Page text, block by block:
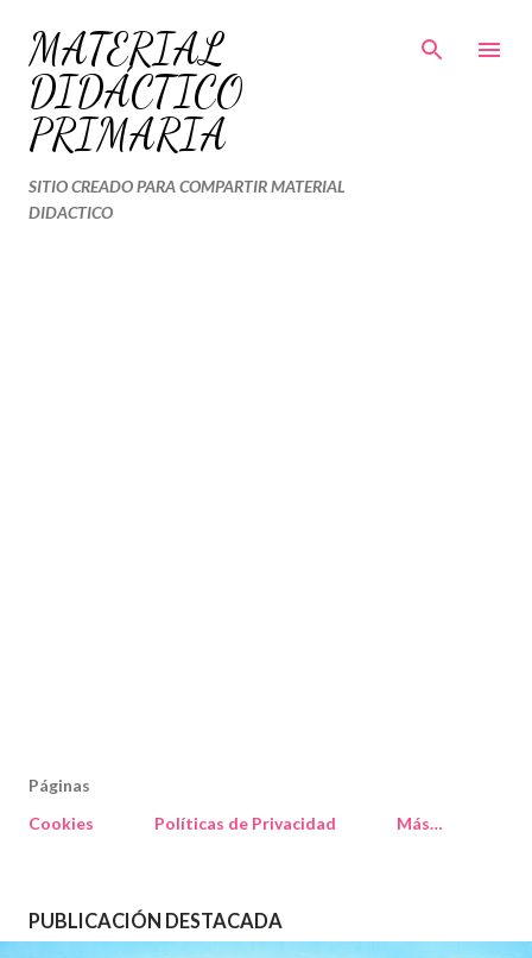
Ir al contenido principal
MATERIAL
DIDÁCTICO
PRIMARIA
SITIO CREADO PARA COMPARTIR MATERIAL
DIDACTICO
Páginas
Cookies
Políticas de Privacidad Más…
PUBLICACIÓN DESTACADA